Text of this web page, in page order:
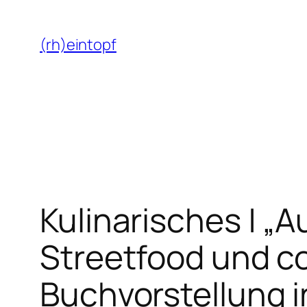
Inhalt
springen
(rh)eintopf
Kulinarisches |
Streetfood und
Buchvorstellung